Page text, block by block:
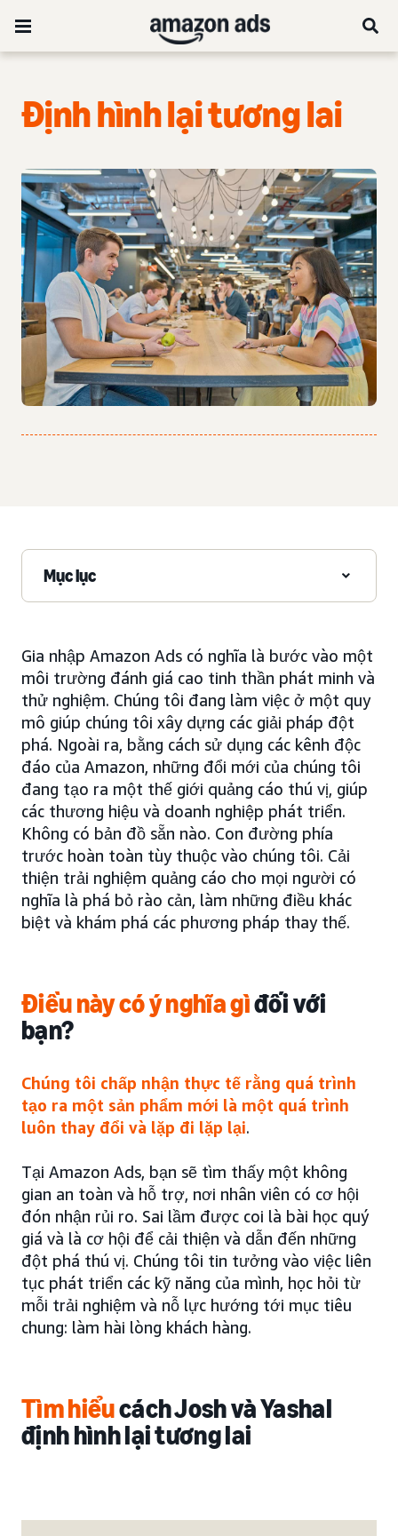
Định hình lại tương lai
Mục lục
Gia nhập Amazon Ads có nghĩa là bước vào một
môi trường đánh giá cao tinh thần phát minh và
thử nghiệm. Chúng tôi đang làm việc ở một quy
mô giúp chúng tôi xây dựng các giải pháp đột
phá. Ngoài ra, bằng cách sử dụng các kênh độc
đáo của Amazon, những đổi mới của chúng tôi
đang tạo ra một thế giới quảng cáo thú vị, giúp
các thương hiệu và doanh nghiệp phát triển.
Không có bản đồ sẵn nào. Con đường phía
trước hoàn toàn tùy thuộc vào chúng tôi. Cải
thiện trải nghiệm quảng cáo cho mọi người có
nghĩa là phá bỏ rào cản, làm những điều khác
biệt và khám phá các phương pháp thay thế.
Điều này có ý nghĩa gìđối với
bạn?
Chúng tôi chấp nhận thực tế rằng quá trình
tạo ra một sản phẩm mới là một quá trình
luôn thay đổi và lặp đi lặp lại.
Tại Amazon Ads, bạn sẽ tìm thấy một không
gian an toàn và hỗ trợ, nơi nhân viên có cơ hội
đón nhận rủi ro. Sai lầm được coi là bài học quý
giá và là cơ hội để cải thiện và dẫn đến những
đột phá thú vị. Chúng tôi tin tưởng vào việc liên
tục phát triển các kỹ năng của mình, học hỏi từ
mỗi trải nghiệm và nỗ lực hướng tới mục tiêu
chung: làm hài lòng khách hàng.
Tìm hiểucách Josh và Yashal
định hình lại tương lai